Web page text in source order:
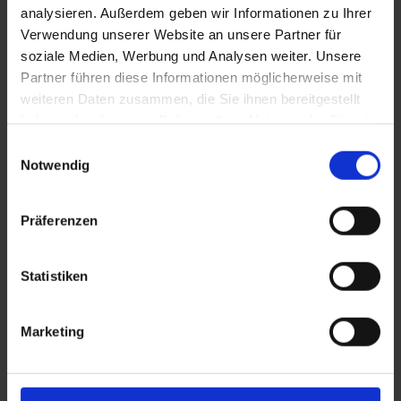
analysieren. Außerdem geben wir Informationen zu Ihrer
Verwendung unserer Website an unsere Partner für
soziale Medien, Werbung und Analysen weiter. Unsere
Partner führen diese Informationen möglicherweise mit
weiteren Daten zusammen, die Sie ihnen bereitgestellt
Notwendig
Präferenzen
Statistiken
Marketing
Schnee-“Leinwand“… es gibt dazu auch noch ein DJ-Set, eine
Pistenraupen-Performance und eine Feuershow. Glühwein
natürlich auch. Und am 2. Februar endet das Festival mit einer
„Art Off“-Party inBad Gastein.
Bad Gastein im Winter